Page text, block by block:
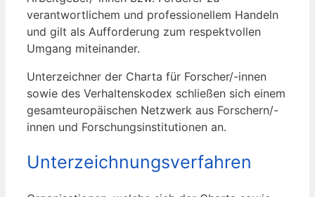
verantwortlichem und professionellem Handeln
und gilt als Aufforderung zum respektvollen
Umgang miteinander.
Unterzeichner der Charta für Forscher/-innen
sowie des Verhaltenskodex schließen sich einem
gesamteuropäischen Netzwerk aus Forschern/-
innen und Forschungsinstitutionen an.
Unterzeichnungsverfahren